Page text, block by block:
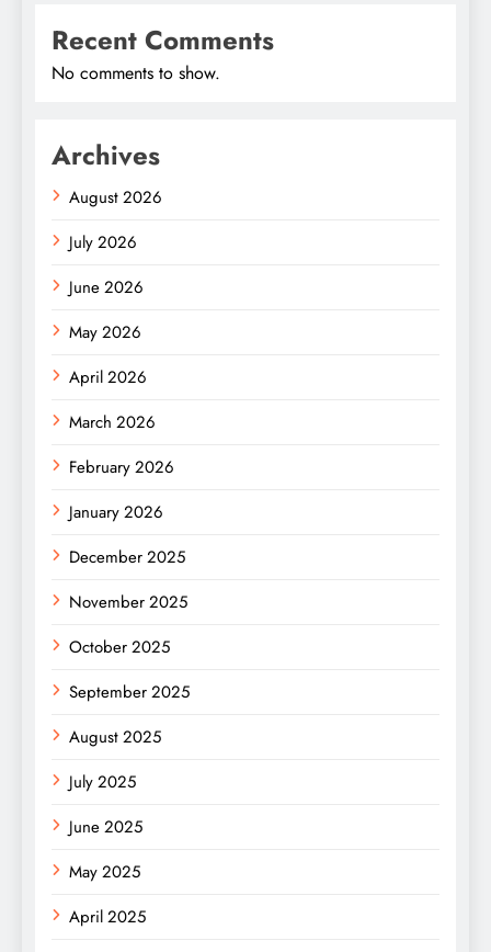
Recent Comments
No comments to show.
Archives
August 2026
July 2026
June 2026
May 2026
April 2026
March 2026
February 2026
January 2026
December 2025
November 2025
October 2025
September 2025
August 2025
July 2025
June 2025
May 2025
April 2025